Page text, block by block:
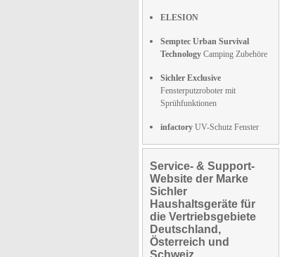
ELESION
Semptec Urban Survival
Technology Camping Zubehöre
Sichler Exclusive
Fensterputzroboter mit
Sprühfunktionen
infactory UV-Schutz Fenster
Service- & Support-
Website der Marke
Sichler
Haushaltsgeräte für
die Vertriebsgebiete
Deutschland,
Österreich und
Schweiz